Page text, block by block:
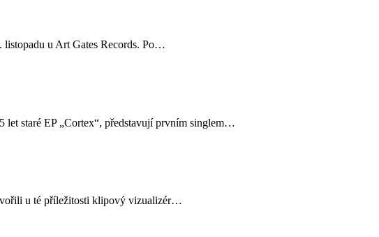
listopadu u Art Gates Records. Po…
staré EP „Cortex“, představují prvním singlem…
u té příležitosti klipový vizualizér…